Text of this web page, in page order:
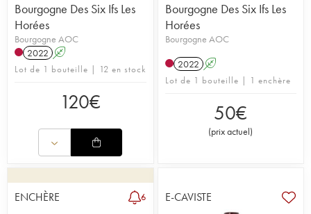
Bourgogne Des Six Ifs Les
Horées
Bourgogne AOC
2022 A
Lot de 1 bouteille | 12 en stock
120€
Bourgogne Des Six Ifs Les
Horées
Bourgogne AOC
2022 A
Lot de 1 bouteille | 1 enchère
50€
(prix actuel)
ENCHÈRE 6 E-CAVISTE